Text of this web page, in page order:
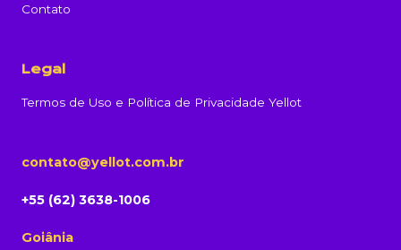
Contato
Legal
Termos de Uso e Política de Privacidade Yellot
contato@yellot.com.br
+55 (62) 3638-1006
Goiânia